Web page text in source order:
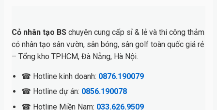
Cỏ nhân tạo BS chuyên cung cấp sỉ & lẻ và thi công thảm
cỏ nhân tạo sân vườn, sân bóng, sân golf toàn quốc giá rẻ
– Tổng kho TPHCM, Đà Nẵng, Hà Nội.
☎ Hotline kinh doanh: 0876.190079
☎ Hotline dự án: 0856.190078
☎ Hotline Miền Nam: 033.626.9509